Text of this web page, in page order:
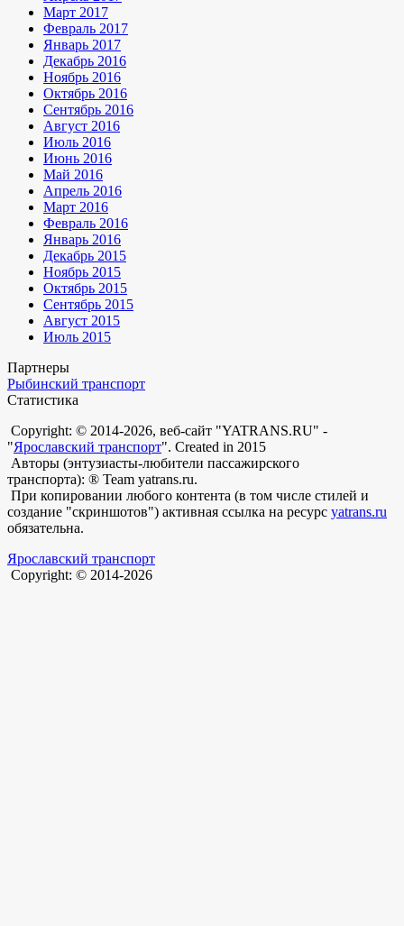
Март 2017
Февраль 2017
Январь 2017
Декабрь 2016
Ноябрь 2016
Октябрь 2016
Сентябрь 2016
Август 2016
Июль 2016
Июнь 2016
Май 2016
Апрель 2016
Март 2016
Февраль 2016
Январь 2016
Декабрь 2015
Ноябрь 2015
Октябрь 2015
Сентябрь 2015
Август 2015
Июль 2015
Партнеры
Рыбинский транспорт
Статистика
Copyright: © 2014-2026, веб-сайт "YATRANS.RU" -
"Ярославский транспорт". Created in 2015
Авторы (энтузиасты-любители пассажирского
транспорта): ® Team yatrans.ru.
При копировании любого контента (в том числе стилей и
создание "скриншотов") активная ссылка на ресурс yatrans.ru
обязательна.
Ярославский транспорт
Copyright: © 2014-2026